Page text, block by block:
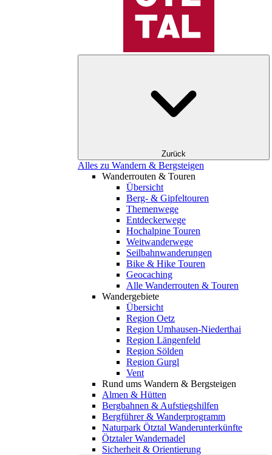
Zurück
Alles zu Wandern & Bergsteigen
Wanderrouten & Touren
Übersicht
Berg- & Gipfeltouren
Themenwege
Entdeckerwege
Hochalpine Touren
Weitwanderwege
Seilbahnwanderungen
Bike & Hike Touren
Geocaching
Alle Wanderrouten & Touren
Wandergebiete
Übersicht
Region Oetz
Region Umhausen-Niederthai
Region Längenfeld
Region Sölden
Region Gurgl
Vent
Rund ums Wandern & Bergsteigen
Almen & Hütten
Bergbahnen & Aufstiegshilfen
Bergführer & Wanderprogramm
Naturpark Ötztal Wanderunterkünfte
Ötztaler Wandernadel
Sicherheit & Orientierung